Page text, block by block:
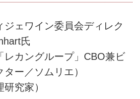
ジェワイン委員会ディレク
氏
レカングループ」CBO兼ビ
ー／ソムリエ）
究家）